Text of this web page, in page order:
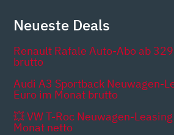
Neueste Deals
Renault Rafale Auto-Abo ab
brutto
Audi A3 Sportback Neuwagen-
Euro im Monat brutto
💥 VW T-Roc Neuwagen-
Monat netto